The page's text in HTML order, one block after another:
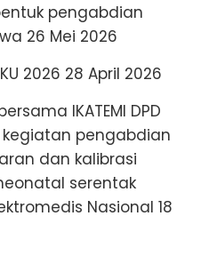
pengabdian
26 Mei 2026
2026 28 April 2026
IKATEMI DPD
pengabdian
dan kalibrasi
serentak
Nasional 18